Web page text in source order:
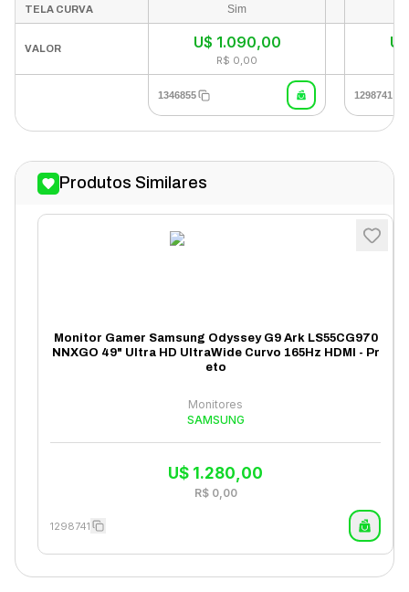
TELA CURVA Sim
VALOR U$ 1.090,00
R$ 0,00
1346855 1298741
Produtos Similares
Monitor Gamer Samsung Odyssey G9 Ark LS55CG970
NNXGO 49" Ultra HD UltraWide Curvo 165Hz HDMI - Pr
eto
Monitores
SAMSUNG
U$ 1.280,00
R$ 0,00
1298741